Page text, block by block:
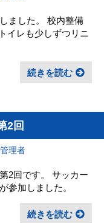
ました。 校内整備
イレも少しずつリニ
続きを読む
2回
理者
2回です。 サッカー
参加しました。
続きを読む